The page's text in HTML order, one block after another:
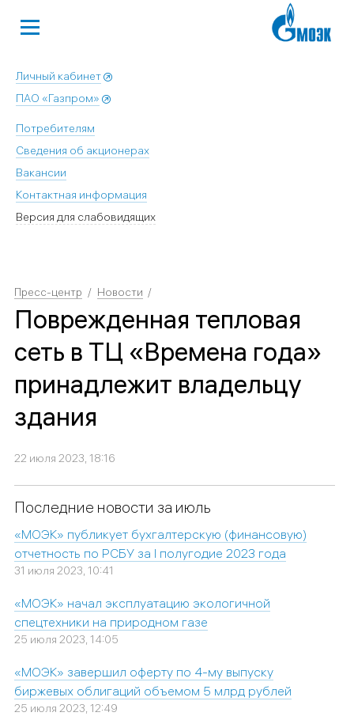
Личный кабинет
ПАО «Газпром»
Потребителям
Сведения об акционерах
Вакансии
Контактная информация
Версия для слабовидящих
Пресс-центр Новости
Поврежденная тепловая
сеть в ТЦ «Времена года»
принадлежит владельцу
здания
22 июля 2023, 18:16
Последние новости за июль
«МОЭК» публикует бухгалтерскую (финансовую)
отчетность по РСБУ за I полугодие 2023 года
31 июля 2023, 10:41
«МОЭК» начал эксплуатацию экологичной
спецтехники на природном газе
25 июля 2023, 14:05
«МОЭК» завершил оферту по 4-му выпуску
биржевых облигаций объемом 5 млрд рублей
25 июля 2023, 12:49